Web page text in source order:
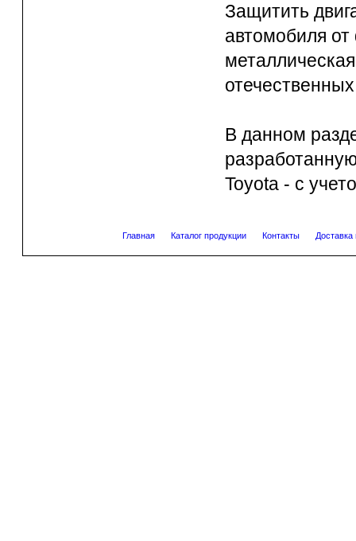
Защитить
автомобиля
В данном
Toyota - с
Главная Каталог продукции Контакты Доставка